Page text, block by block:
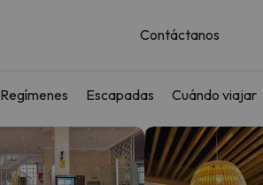
Contáctanos
Regímenes Escapadas Cuándo viajar